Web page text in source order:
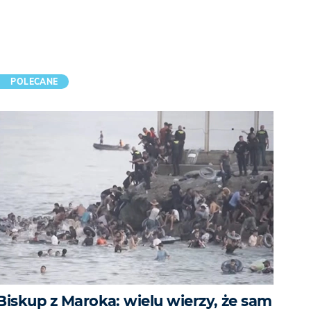
POLECANE
z Maroka: wielu wierzy, że sam